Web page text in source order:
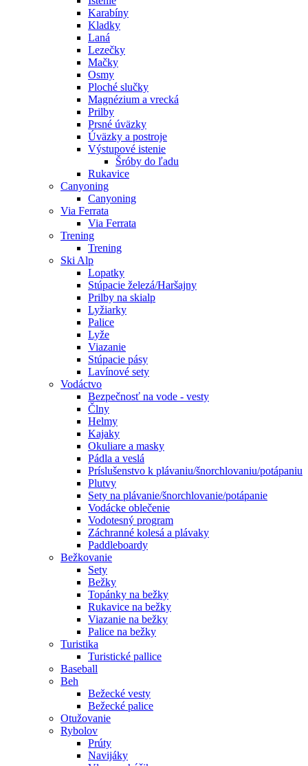
Karabíny
Kladky
Laná
Lezečky
Mačky
Osmy
Ploché slučky
Magnézium a vrecká
Prilby
Prsné úväzky
Úväzky a postroje
Výstupové istenie
Šróby do ľadu
Rukavice
Canyoning
Canyoning
Via Ferrata
Via Ferrata
Trening
Trening
Ski Alp
Lopatky
Stúpacie železá/Haršajny
Prilby na skialp
Lyžiarky
Palice
Lyže
Viazanie
Stúpacie pásy
Lavínové sety
Vodáctvo
Bezpečnosť na vode - vesty
Člny
Helmy
Kajaky
Okuliare a masky
Pádla a veslá
Príslušenstvo k plávaniu/šnorchlovaniu/potápaniu
Plutvy
Sety na plávanie/šnorchlovanie/potápanie
Vodácke oblečenie
Vodotesný program
Záchranné kolesá a plávaky
Paddleboardy
Bežkovanie
Sety
Bežky
Topánky na bežky
Rukavice na bežky
Viazanie na bežky
Palice na bežky
Turistika
Turistické pallice
Baseball
Beh
Bežecké vesty
Bežecké palice
Otužovanie
Rybolov
Prúty
Navijáky